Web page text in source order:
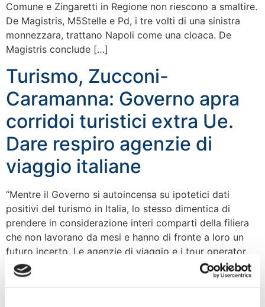
Comune e Zingaretti in Regione non riescono a smaltire.
De Magistris, M5Stelle e Pd, i tre volti di una sinistra
monnezzara, trattano Napoli come una cloaca. De
Magistris conclude […]
Turismo, Zucconi-
Caramanna: Governo apra
corridoi turistici extra Ue.
Dare respiro agenzie di
viaggio italiane
“Mentre il Governo si autoincensa su ipotetici dati
positivi del turismo in Italia, lo stesso dimentica di
prendere in considerazione interi comparti della filiera
che non lavorano da mesi e hanno di fronte a loro un
futuro incerto. Le agenzie di viaggio e i tour operator,
ad esempio, non potendo organizzare pacchetti di
viaggio extra […]